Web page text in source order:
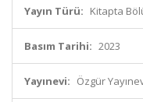
Yayın Türü: Kitapta
Basım Tarihi: 2023
Yayınevi: Özgür